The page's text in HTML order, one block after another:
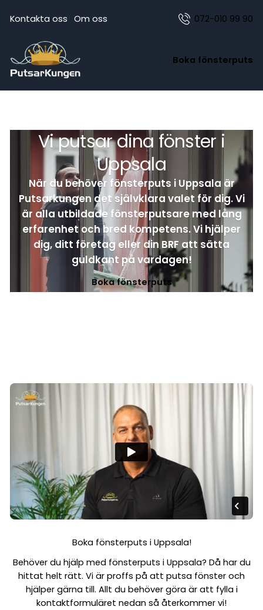
Kontakta oss Om oss 072-010 99 90
Boka fönsterputs
Vi putsar dina fönster i
Uppsala
När du behöver fönsterputs i Uppsala är
Putsarkungen det självklara valet för dig. Vi
är alla utbildade fönsterputsare med lång
erfarenhet och bred kompetens. Vi hjälper
dig, ditt företag eller din BRF att sätta
guldkant på vardagen!
Boka fönsterputs
Boka fönsterputs i Uppsala!
Behöver du hjälp med fönsterputs i Uppsala? Då har du
hittat helt rätt. Vi är proffs på att putsa fönster och
hjälper gärna till. Allt du behöver göra är att fylla i
kontaktformuläret nedan så återkommer vi!